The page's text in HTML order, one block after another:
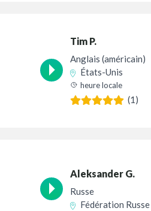
Tim P.
Anglais (américain)
États-Unis
heure locale
(1)
Aleksander G.
Russe
Fédération Russe